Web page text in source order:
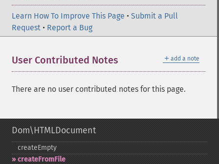
Learn How To Improve This Page • Submit a Pull
Request • Report a Bug
＋ add a note
User Contributed Notes
There are no user contributed notes for this page.
Dom\HTMLDocument
createEmpty
createFromFile